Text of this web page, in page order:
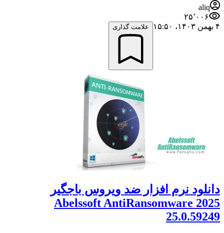
aliq
۲۵٬۰۰۶
۴ بهمن ۱۴۰۳،‏ ۱۵:۵۰
علامت گذاری
دانلود نرم افزار ضد ویروس باجگیر
Abelssoft AntiRansomware 2025
25.0.59249